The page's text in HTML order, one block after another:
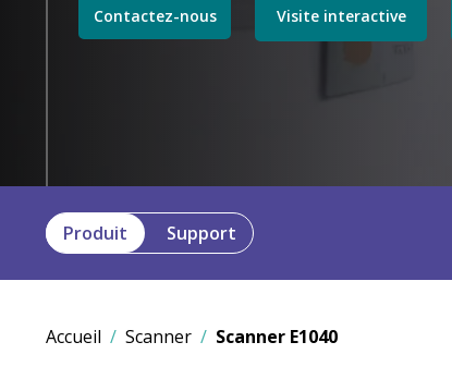
Contactez-nous Visite interactive
Produit Support
Accueil Scanner Scanner E1040